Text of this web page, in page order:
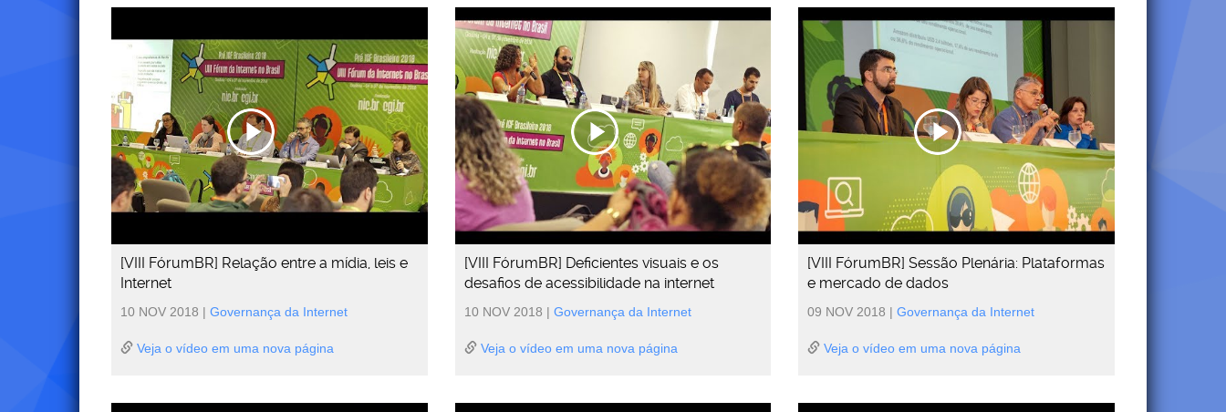
[VIII FórumBR] Relação entre a mídia, leis e
Internet
10 NOV 2018 | Governança da Internet
Veja o vídeo em uma nova página
[VIII FórumBR] Deficientes visuais e os
desafios de acessibilidade na internet
10 NOV 2018 | Governança da Internet
Veja o vídeo em uma nova página
[VIII FórumBR] Sessão Plenária: Plataformas
e mercado de dados
09 NOV 2018 |Governança da Internet
Veja o vídeo em uma nova página